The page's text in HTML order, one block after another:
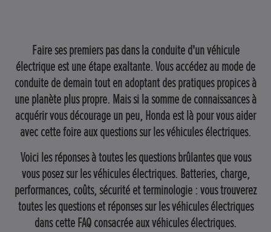
Faire ses premiers pas dans la conduite d'un véhicule
électrique est une étape exaltante. Vous accédez au mode de
conduite de demain tout en adoptant des pratiques propices à
une planète plus propre. Mais si la somme de connaissances à
acquérir vous décourage un peu, Honda est là pour vous aider
avec cette foire aux questions sur les véhicules électriques.
Voici les réponses à toutes les questions brûlantes que vous
vous posez sur les véhicules électriques. Batteries, charge,
performances, coûts, sécurité et terminologie : vous trouverez
toutes les questions et réponses sur les véhicules électriques
dans cette FAQ consacrée aux véhicules électriques.